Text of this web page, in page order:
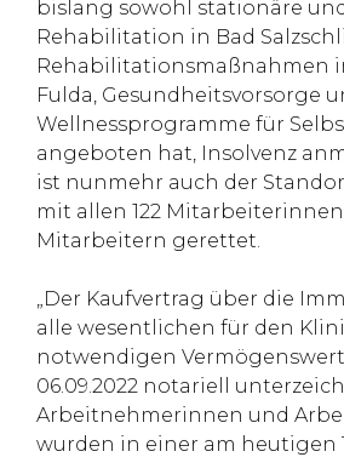
bislang sowohl stationäre
Rehabilitation in Bad
Rehabilitationsmaßnahmen
Fulda, Gesundheitsvorsorge
Wellnessprogramme für
angeboten hat, Insolvenz
ist nunmehr auch der
mit allen 122
Mitarbeitern gerettet.
„Der Kaufvertrag über die
alle wesentlichen für den
notwendigen
06.09.2022 notariell
Arbeitnehmerinnen und
wurden in einer am heutigen